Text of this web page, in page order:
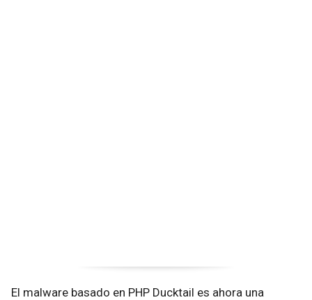
El malware basado en PHP Ducktail es ahora una